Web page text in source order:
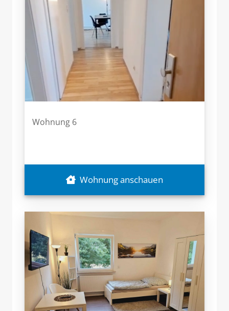
Wohnung 6
Wohnung anschauen